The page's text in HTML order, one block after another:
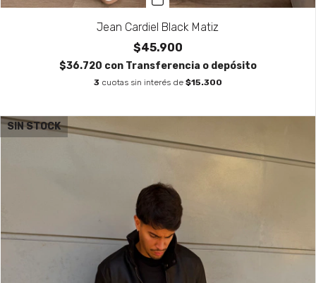
Jean Cardiel Black Matiz
$45.900
$36.720 con Transferencia o depósito
3 cuotas sin interés de $15.300
SIN STOCK